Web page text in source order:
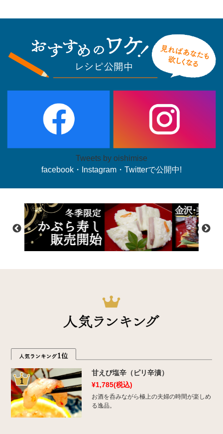
Tweets by oishimise
facebook・Instagram・Twitterで公開中!
人気ランキング
甘えび塩辛（ピリ辛漬）
¥1,785(税込)
お酒を呑みながら極上の夫婦の時間が楽しめ
る逸品。